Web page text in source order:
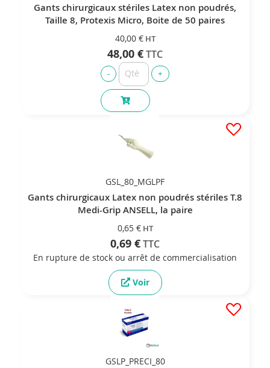
Gants chirurgicaux stériles Latex non poudrés,
Taille 8, Protexis Micro, Boite de 50 paires
40,00 €
48,00 €
GSL_80_MGLPF
Gants chirurgicaux Latex non poudrés stériles T.8
Medi-Grip ANSELL, la paire
0,65 €
0,69 €
En rupture de stock ou arrêt de commercialisation
Voir
GSLP_PRECI_80